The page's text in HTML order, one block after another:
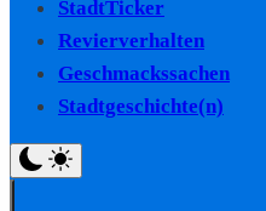
StadtTicker
Revierverhalten
Geschmackssachen
Stadtgeschichte(n)